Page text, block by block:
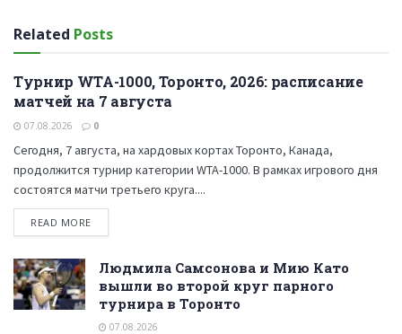
Related Posts
ТЕННИС
Турнир WTA-1000, Торонто, 2026: расписание
матчей на 7 августа
07.08.2026 0
Сегодня, 7 августа, на хардовых кортах Торонто, Канада,
продолжится турнир категории WTA-1000. В рамках игрового дня
состоятся матчи третьего круга....
READ MORE
Людмила Самсонова и Мию Като
вышли во второй круг парного
турнира в Торонто
07.08.2026